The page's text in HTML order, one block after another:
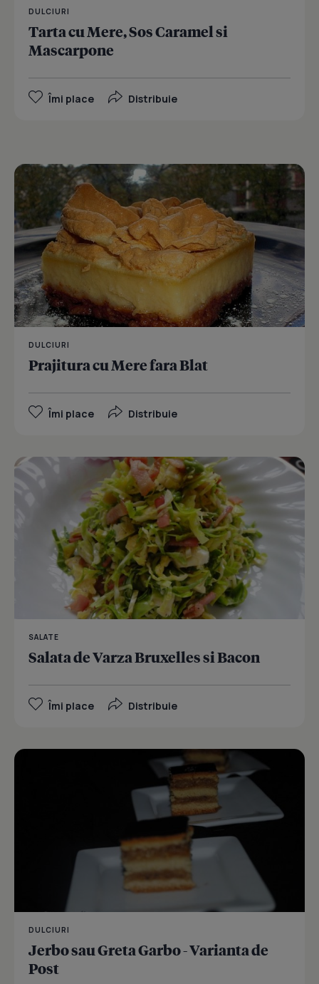
DULCIURI
Tarta cu Mere, Sos Caramel si
Mascarpone
Îmi place Distribuie
DULCIURI
Prajitura cu Mere fara Blat
Îmi place Distribuie
SALATE
Salata de Varza Bruxelles si Bacon
Îmi place Distribuie
DULCIURI
Jerbo sau Greta Garbo - Varianta de
Post